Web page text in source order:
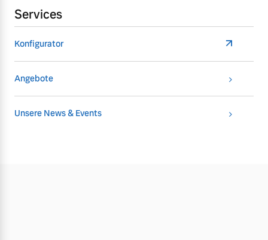
Services
Konfigurator
Angebote
Unsere News & Events